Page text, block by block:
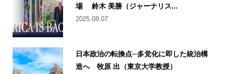
場 鈴木 美勝（ジャーナリス...
2025.08.07
日本政治の転換点─多党化に即した統治構
造へ 牧原 出（東京大学教授）